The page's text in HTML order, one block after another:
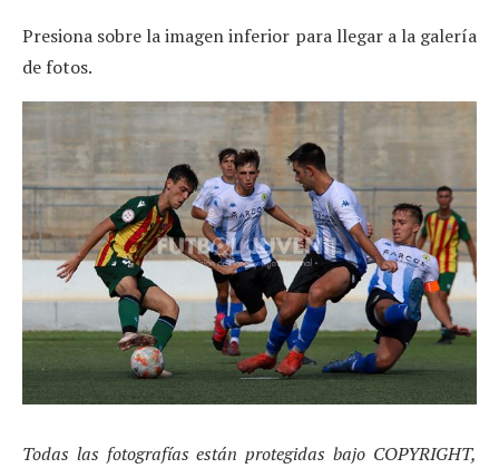
Presiona sobre la imagen inferior para llegar a la galería
de fotos.
Todas las fotografías están protegidas bajo COPYRIGHT,